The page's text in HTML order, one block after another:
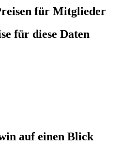
für Mitglieder
für diese Daten
auf einen Blick